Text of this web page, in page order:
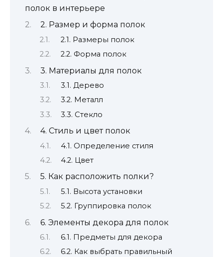
полок в интерьере
2. Размер и форма полок
2.1. Размеры полок
2.2. Форма полок
3. Материалы для полок
3.1. Дерево
3.2. Металл
3.3. Стекло
4. Стиль и цвет полок
4.1. Определение стиля
4.2. Цвет
5. Как расположить полки?
5.1. Высота установки
5.2. Группировка полок
6. Элементы декора для полок
6.1. Предметы для декора
6.2. Как выбрать правильный